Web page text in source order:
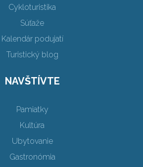
Cykloturistika
Súťaže
Kalendár podujatí
Turistický blog
NAVŠTÍVTE
Pamiatky
Kultúra
Ubytovanie
Gastronómia